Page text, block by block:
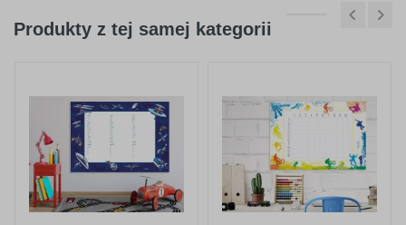
Produkty z tej samej kategorii